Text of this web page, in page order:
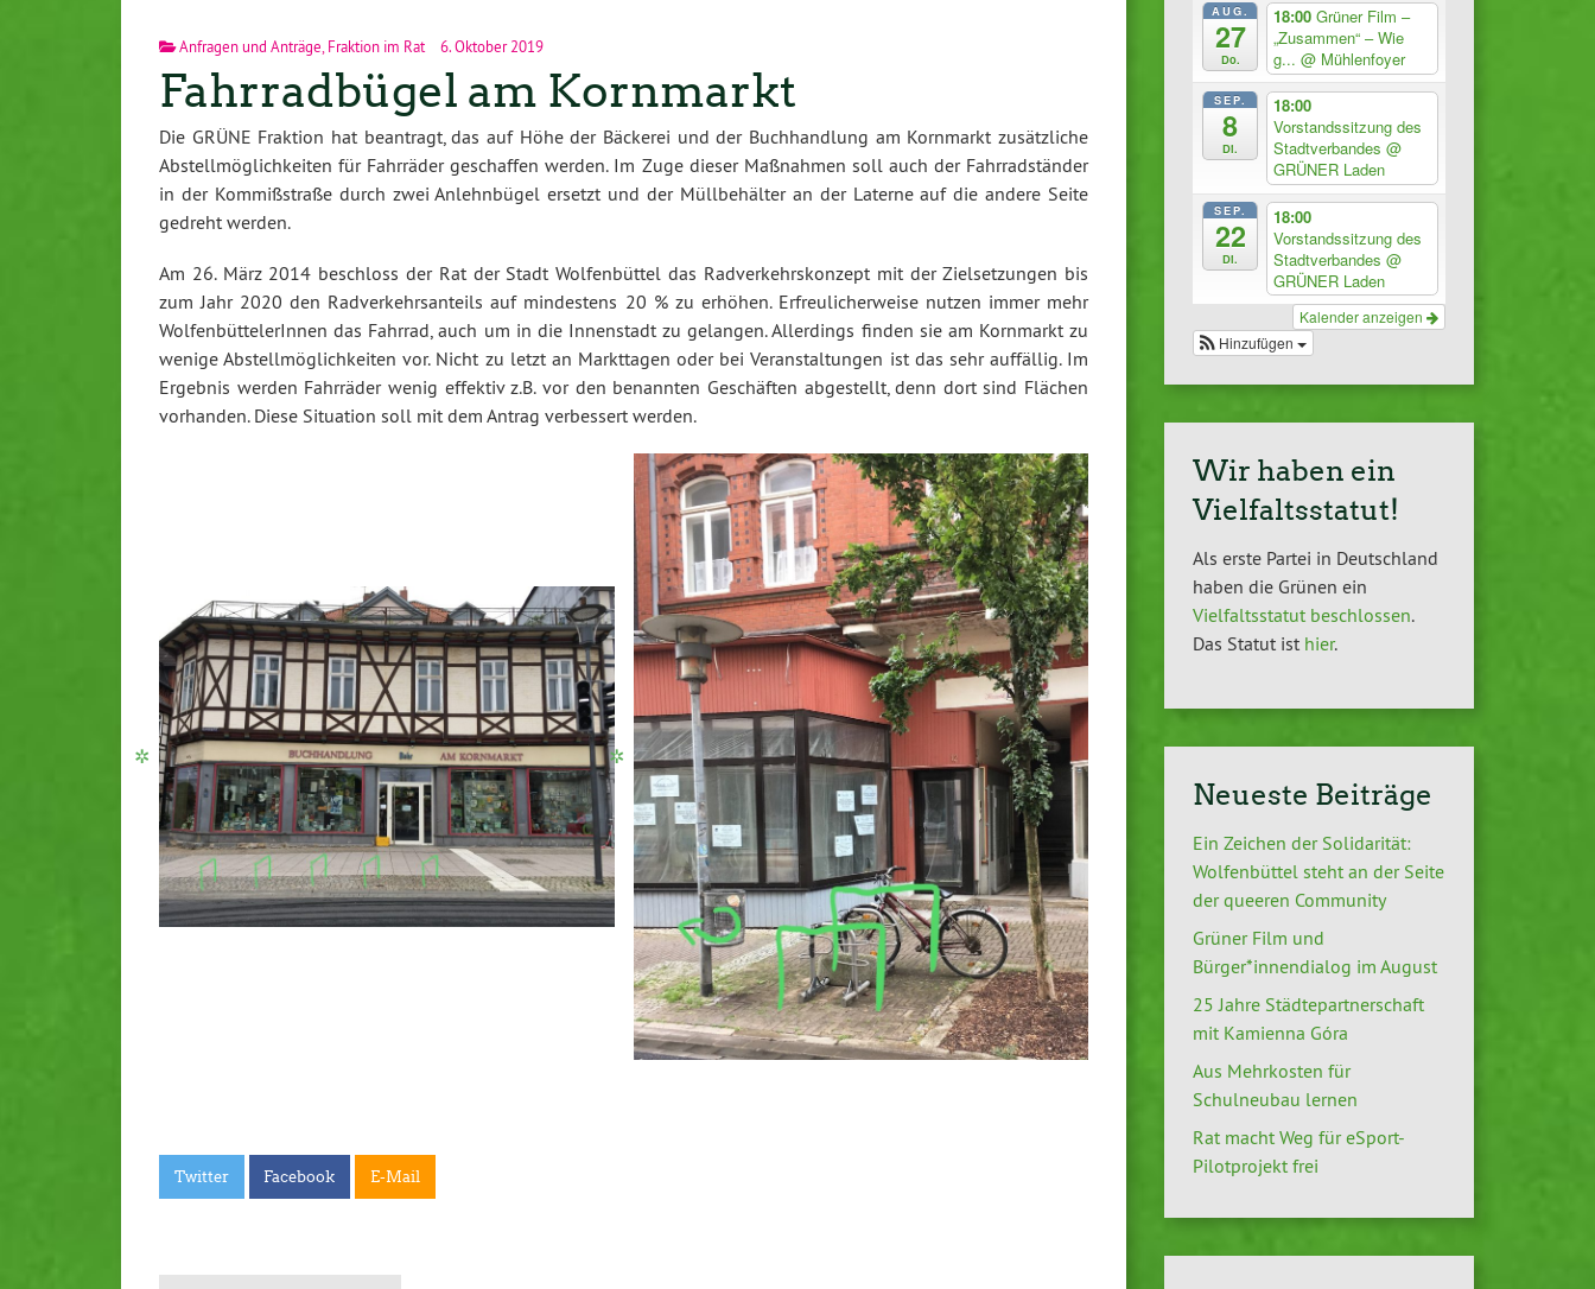
Anfragen und Anträge,Fraktion im Rat 6. Oktober 2019
Fahrradbügel am Kornmarkt
Die GRÜNE Fraktion hat beantragt, das auf Höhe der Bäckerei und der Buchhandlung am Kornmarkt zusätzliche
Abstellmöglichkeiten für Fahrräder geschaffen werden. Im Zuge dieser Maßnahmen soll auch der Fahrradständer
in der Kommißstraße durch zwei Anlehnbügel ersetzt und der Müllbehälter an der Laterne auf die andere Seite
gedreht werden.
Am 26. März 2014 beschloss der Rat der Stadt Wolfenbüttel das Radverkehrskonzept mit der Zielsetzungen bis
zum Jahr 2020 den Radverkehrsanteils auf mindestens 20 % zu erhöhen. Erfreulicherweise nutzen immer mehr
WolfenbüttelerInnen das Fahrrad, auch um in die Innenstadt zu gelangen. Allerdings finden sie am Kornmarkt zu
wenige Abstellmöglichkeiten vor. Nicht zu letzt an Markttagen oder bei Veranstaltungen ist das sehr auffällig. Im
Ergebnis werden Fahrräder wenig effektiv z.B. vor den benannten Geschäften abgestellt, denn dort sind Flächen
vorhanden. Diese Situation soll mit dem Antrag verbessert werden.
Twitter Facebook E-Mail
AUG.
27
Do.
18:00Grüner Film –
„Zusammen“ – Wie
g...@ Mühlenfoyer
SEP.
8
Di.
18:00
Vorstandssitzung des
Stadtverbandes@
GRÜNER Laden
SEP.
22
Di.
18:00
Vorstandssitzung des
Stadtverbandes@
GRÜNER Laden
Kalender anzeigen
Hinzufügen
Wir haben ein
Vielfaltsstatut!
Als erste Partei in Deutschland
haben die Grünen ein
Vielfaltsstatut beschlossen.
Das Statut ist hier.
Neueste Beiträge
Ein Zeichen der Solidarität:
Wolfenbüttel steht an der Seite
der queeren Community
Grüner Film und
Bürger*innendialog im August
25 Jahre Städtepartnerschaft
mit Kamienna Góra
Aus Mehrkosten für
Schulneubau lernen
Rat macht Weg für eSport-
Pilotprojekt frei